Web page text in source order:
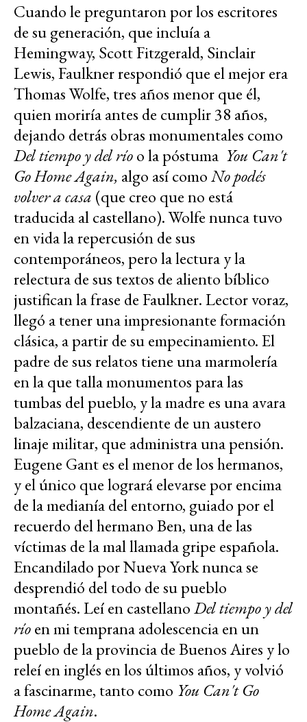
Cuando le preguntaron por los escritores
de su generación, que incluía a
Hemingway, Scott Fitzgerald, Sinclair
Lewis, Faulkner respondió que el mejor era
Thomas Wolfe, tres años menor que él,
quien moriría antes de cumplir 38 años,
dejando detrás obras monumentales como
Del tiempo y del ríoo la póstuma You Can't
Go Home Again, algo así comoNo podés
volver a casa (que creo que no está
traducida al castellano). Wolfe nunca tuvo
en vida la repercusión de sus
contemporáneos, pero la lectura y la
relectura de sus textos de aliento bíblico
justifican la frase de Faulkner. Lector voraz,
llegó a tener una impresionante formación
clásica, a partir de su empecinamiento. El
padre de sus relatos tiene una marmolería
en la que talla monumentos para las
tumbas del pueblo, y la madre es una avara
balzaciana, descendiente de un austero
linaje militar, que administra una pensión.
Eugene Gant es el menor de los hermanos,
y el único que logrará elevarse por encima
de la medianía del entorno, guiado por el
recuerdo del hermano Ben, una de las
víctimas de la mal llamada gripe española.
Encandilado por Nueva York nunca se
desprendió del todo de su pueblo
montañés. Leí en castellanoDel tiempo y del
ríoen mi temprana adolescencia en un
pueblo de la provincia de Buenos Aires y lo
releí en inglés en los últimos años, y volvió
a fascinarme, tanto como You Can't Go
Home Again.